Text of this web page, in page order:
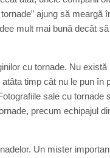
ajung să meargă
mult mai bună decât
cu tornade. Nu
timp cât nu le pun în
sale cu tornade
precum echipajul
Un mister